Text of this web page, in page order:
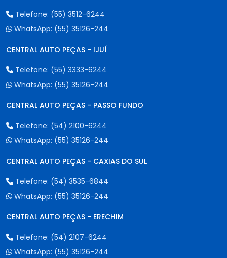
Telefone: (55) 3512-6244
WhatsApp: (55) 35126-244
CENTRAL AUTO PEÇAS - IJUÍ
Telefone: (55) 3333-6244
WhatsApp: (55) 35126-244
CENTRAL AUTO PEÇAS - PASSO FUNDO
Telefone: (54) 2100-6244
WhatsApp: (55) 35126-244
CENTRAL AUTO PEÇAS - CAXIAS DO SUL
Telefone: (54) 3535-6844
WhatsApp: (55) 35126-244
CENTRAL AUTO PEÇAS - ERECHIM
Telefone: (54) 2107-6244
WhatsApp: (55) 35126-244